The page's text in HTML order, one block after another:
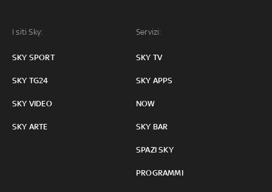
I siti Sky:
SKY SPORT
SKY TG24
SKY VIDEO
SKY ARTE
Servizi:
SKY TV
SKY APPS
NOW
SKY BAR
SPAZI SKY
PROGRAMMI